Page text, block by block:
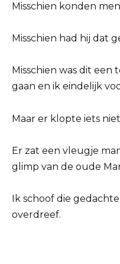
Misschien konden
Misschien had hij dat
Misschien was dit
gaan en ik eindelijk
Maar er klopte iets
Er zat een vleugje
glimp van de oude
Ik schoof die
overdreef.